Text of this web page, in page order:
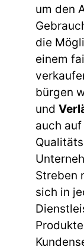
um den
die
einem
bürgen
und
auch
Streben
sich in